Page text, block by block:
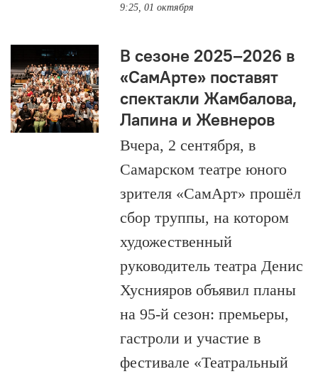
9:25, 01 октября
В сезоне 2025–2026 в
«СамАрте» поcтавят
спектакли Жамбалова,
Лапина и Жевнеров
Вчера, 2 сентября, в
Самарском театре юного
зрителя «СамАрт» прошёл
сбор труппы, на котором
художественный
руководитель театра Денис
Хуснияров объявил планы
на 95-й сезон: премьеры,
гастроли и участие в
фестивале «Театральный